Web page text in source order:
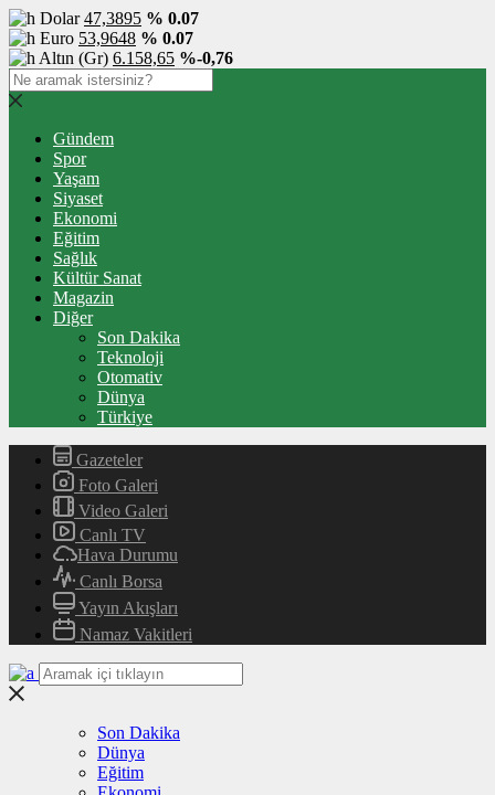
Dolar47,3895 % 0.07
Euro 53,9648 % 0.07
Altın (Gr) 6.158,65 %-0,76
Gündem
Spor
Yaşam
Siyaset
Ekonomi
Eğitim
Sağlık
Kültür Sanat
Magazin
Diğer
Son Dakika
Teknoloji
Otomativ
Dünya
Türkiye
Gazeteler
Foto Galeri
Video Galeri
Canlı TV
Hava Durumu
Canlı Borsa
Yayın Akışları
Namaz Vakitleri
Son Dakika
Dünya
Eğitim